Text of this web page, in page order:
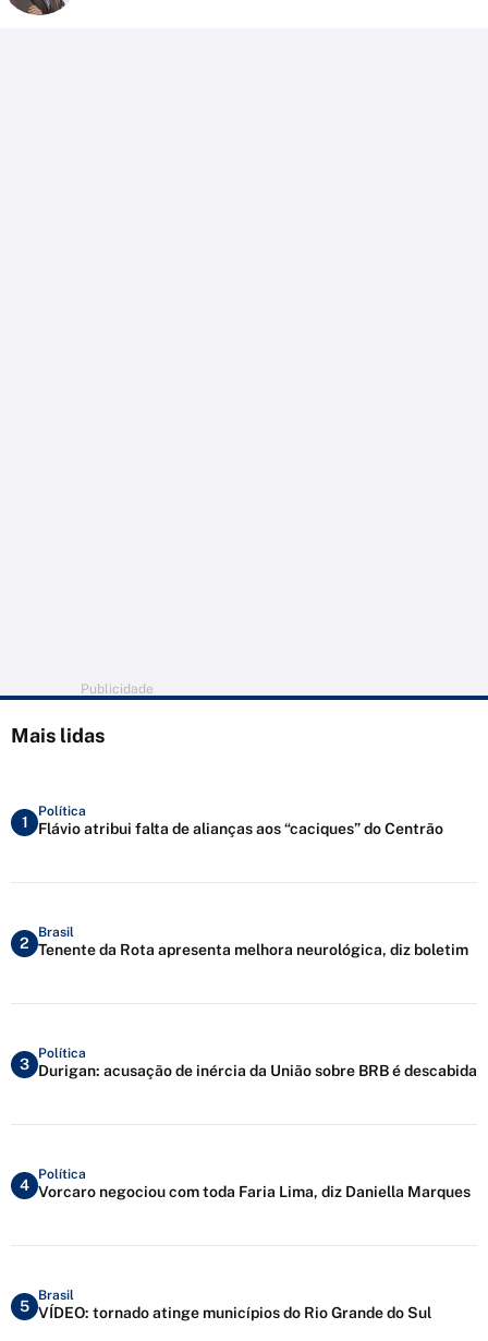
Publicidade
Mais lidas
1
Política
Flávio atribui falta de alianças aos “caciques” do Centrão
2
Brasil
Tenente da Rota apresenta melhora neurológica, diz boletim
3
Política
Durigan: acusação de inércia da União sobre BRB é descabida
4
Política
Vorcaro negociou com toda Faria Lima, diz Daniella Marques
5
Brasil
VÍDEO: tornado atinge municípios do Rio Grande do Sul